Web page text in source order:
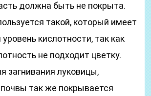
должна быть не покрыта.
такой, который имеет
кислотности, так как
не подходит цветку.
загнивания луковицы,
так же покрывается